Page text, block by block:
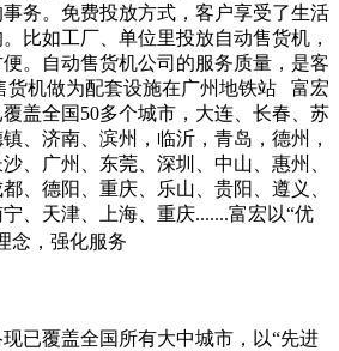
务。免费投放方式，客户享受了生活
比如工厂、单位里投放自动售货机，
。自动售货机公司的服务质量，是客
货机做为配套设施在广州地铁站 富宏
盖全国50多个城市，大连、长春、苏
、济南、滨州，临沂，青岛，德州，
、广州、东莞、深圳、中山、惠州、
、德阳、重庆、乐山、贵阳、遵义、
、天津、上海、重庆.......富宏以“优
念，强化服务
已覆盖全国所有大中城市，以“先进